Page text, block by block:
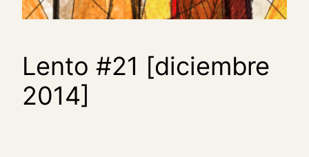
Lento #21 [diciembre
2014]